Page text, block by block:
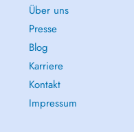
Über uns
Presse
Blog
Karriere
Kontakt
Impressum